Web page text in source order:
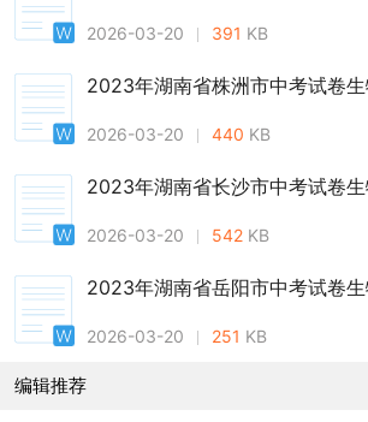
2026-03-20 391 KB
2023年湖南省株洲市中考试卷生
2026-03-20 440 KB
2023年湖南省长沙市中考试卷生
2026-03-20 542 KB
2023年湖南省岳阳市中考试卷生
2026-03-20 251 KB
编辑推荐